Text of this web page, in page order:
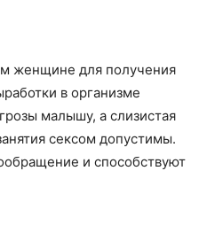
женщине для получения
в организме
малышу, а слизистая
сексом допустимы.
и способствуют